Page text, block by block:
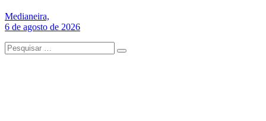
Medianeira,
6 de agosto de 2026